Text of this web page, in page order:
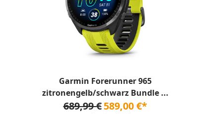
Garmin Forerunner 965
zitronengelb/schwarz Bundle ...
689,99 € 589,00 €*